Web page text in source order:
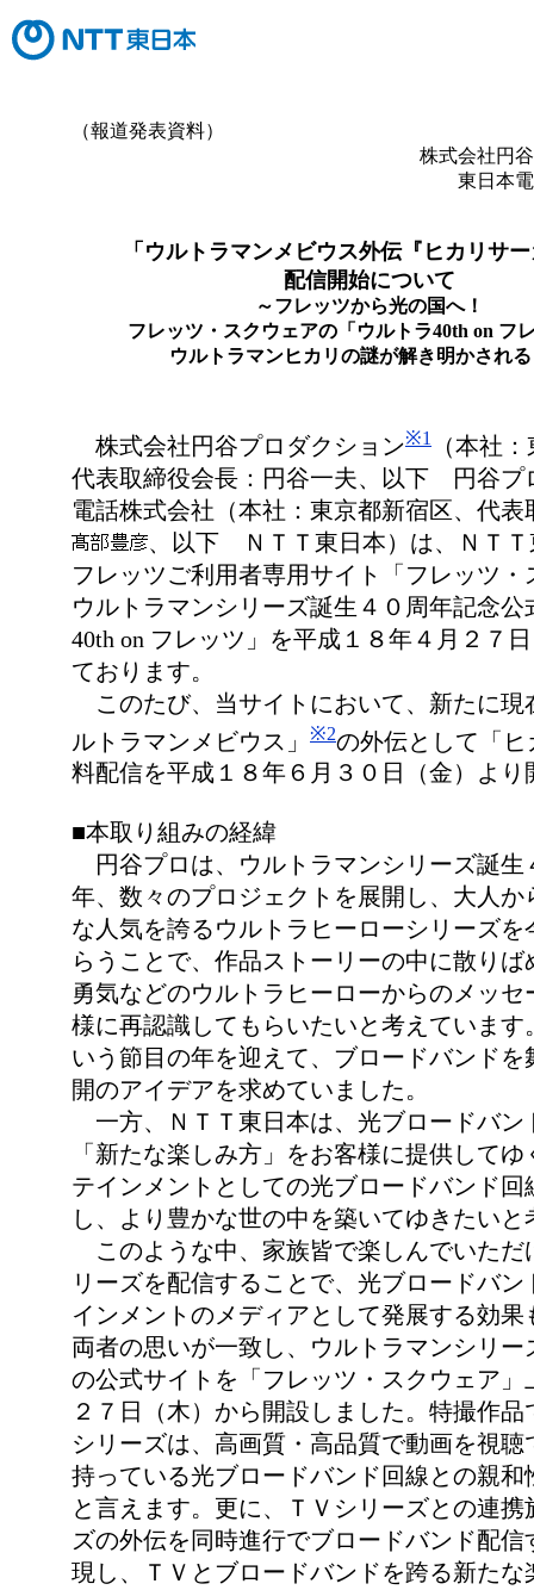
（報道発表資料）
株式会社円
東日本
「ウルトラマンメビウス外伝『ヒカリサ
配信開始について
～フレッツから光の国へ！
フレッツ・スクウェアの「ウルトラ40th on フ
ウルトラマンヒカリの謎が解き明かされ
株式会社円谷プロダクション※1
（本社
代表取締役会長：円谷一夫、以下 円谷プ
電話株式会社（本社：東京都新宿区、代表
、以下 ＮＴＴ東日本）は、ＮＴＴ
フレッツご利用者専用サイト「フレッツ
ウルトラマンシリーズ誕生４０周年記念
40th on フレッツ」を平成１８年４月２７
ております。
このたび、当サイトにおいて、新たに現
ルトラマンメビウス」
※2の外伝として「
料配信を平成１８年６月３０日（金）より
■本取り組みの経緯
円谷プロは、ウルトラマンシリーズ誕生
年、数々のプロジェクトを展開し、大人か
な人気を誇るウルトラヒーローシリーズ
らうことで、作品ストーリーの中に散り
勇気などのウルトラヒーローからのメッ
様に再認識してもらいたいと考えています
いう節目の年を迎えて、ブロードバンド
開のアイデアを求めていました。
一方、ＮＴＴ東日本は、光ブロードバン
「新たな楽しみ方」をお客様に提供して
テインメントとしての光ブロードバンド
し、より豊かな世の中を築いてゆきたい
このような中、家族皆で楽しんでいただ
リーズを配信することで、光ブロードバ
インメントのメディアとして発展する効
両者の思いが一致し、ウルトラマンシリ
の公式サイトを「フレッツ・スクウェア」
２７日（木）から開設しました。特撮作
シリーズは、高画質・高品質で動画を視
持っている光ブロードバンド回線との親和
と言えます。更に、ＴＶシリーズとの連
ズの外伝を同時進行でブロードバンド配
現し、ＴＶとブロードバンドを跨る新たな